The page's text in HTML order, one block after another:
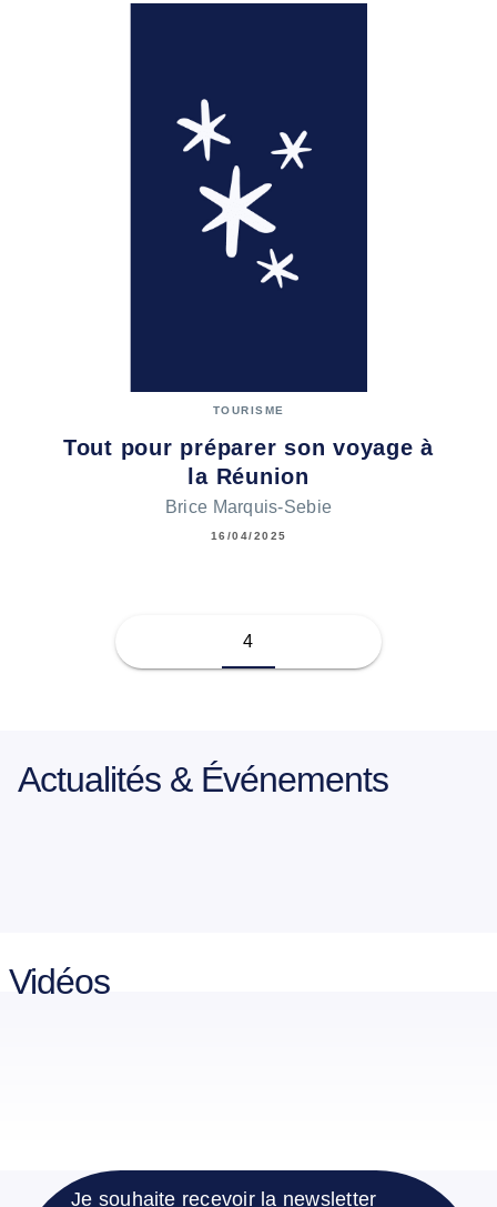
TOURISME
Tout pour préparer son voyage à
la Réunion
Brice Marquis-Sebie
16/04/2025
4
Actualités & Événements
Vidéos
Je souhaite recevoir la newsletter